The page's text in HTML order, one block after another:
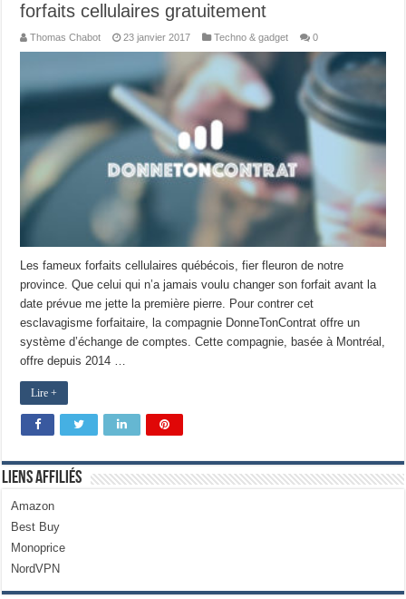
forfaits cellulaires gratuitement
Thomas Chabot 23 janvier 2017 Techno & gadget 0
Les fameux forfaits cellulaires québécois, fier fleuron de notre
province. Que celui qui n’a jamais voulu changer son forfait avant la
date prévue me jette la première pierre. Pour contrer cet
esclavagisme forfaitaire, la compagnie DonneTonContrat offre un
système d’échange de comptes. Cette compagnie, basée à Montréal,
offre depuis 2014 …
Lire +
Liens Affiliés
Amazon
Best Buy
Monoprice
NordVPN